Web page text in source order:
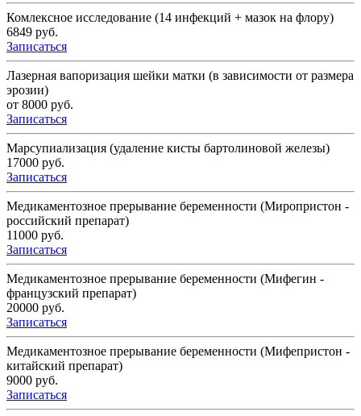
Комлексное исследование (14 инфекций + мазок на флору)
6849 руб.
Записаться
Лазерная вапоризация шейки матки (в зависимости от размера
эрозии)
от 8000 руб.
Записаться
Марсупиализация (удаление кисты бартолиновой железы)
17000 руб.
Записаться
Медикаментозное прерывание беременности (Миропристон -
российский препарат)
11000 руб.
Записаться
Медикаментозное прерывание беременности (Мифегин -
французский препарат)
20000 руб.
Записаться
Медикаментозное прерывание беременности (Мифепристон -
китайский препарат)
9000 руб.
Записаться